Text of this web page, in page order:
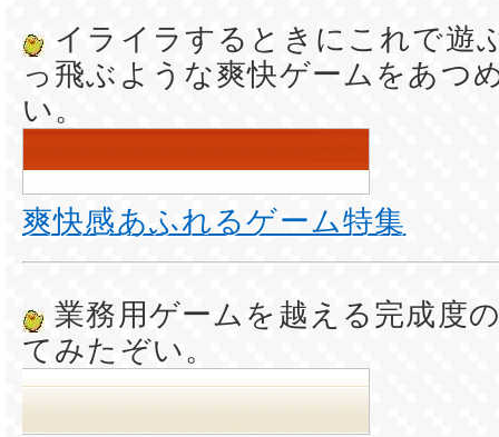
イライラするときにこれで遊
っ飛ぶような爽快ゲームをあつ
い。
爽快感あふれるゲーム特集
業務用ゲームを越える完成度
てみたぞい。